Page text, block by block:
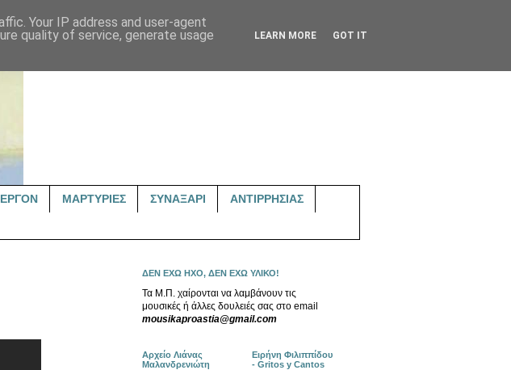
ΜΑΡΤΥΡΙΕΣ ΣΥΝΑΞΑΡΙ ΑΝΤΙΡΡΗΣΙΑΣ
ΔΕΝ ΕΧΩ ΗΧΟ, ΔΕΝ ΕΧΩ ΥΛΙΚΟ!
Τα Μ.Π. χαίρονται να λαμβάνουν τις
μουσικές ή άλλες δουλειές σας στο email
mousikaproastia@gmail.com
Αρχείο Λιάνας
Μαλανδρενιώτη
Ειρήνη Φιλιππίδου
- Gritos y Cantos
Your IP address and user-agent
quality of service, generate usage
LEARN MORE GOT IT